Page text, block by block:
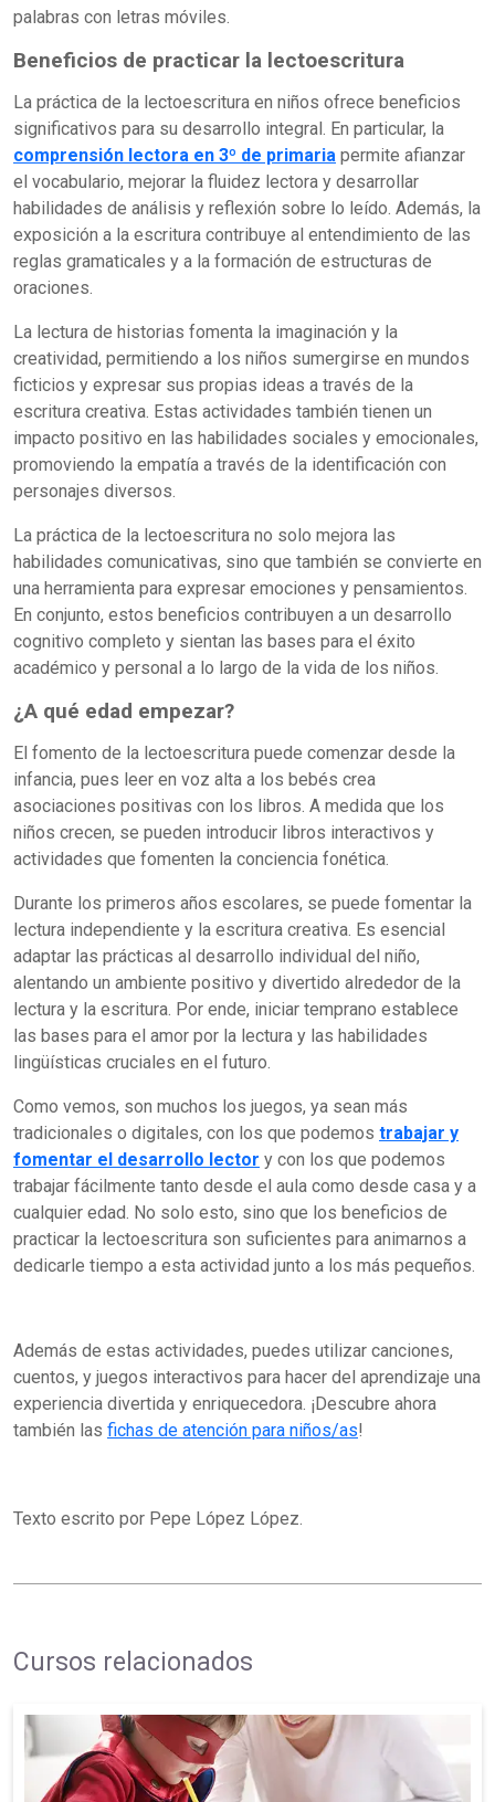
palabras con letras móviles.
Beneficios de practicar la lectoescritura
La práctica de la lectoescritura en niños ofrece beneficios
significativos para su desarrollo integral. En particular, la
comprensión lectora en 3º de primaria permite afianzar
el vocabulario, mejorar la fluidez lectora y desarrollar
habilidades de análisis y reflexión sobre lo leído. Además, la
exposición a la escritura contribuye al entendimiento de las
reglas gramaticales y a la formación de estructuras de
oraciones.
La lectura de historias fomenta la imaginación y la
creatividad, permitiendo a los niños sumergirse en mundos
ficticios y expresar sus propias ideas a través de la
escritura creativa. Estas actividades también tienen un
impacto positivo en las habilidades sociales y emocionales,
promoviendo la empatía a través de la identificación con
personajes diversos.
La práctica de la lectoescritura no solo mejora las
habilidades comunicativas, sino que también se convierte en
una herramienta para expresar emociones y pensamientos.
En conjunto, estos beneficios contribuyen a un desarrollo
cognitivo completo y sientan las bases para el éxito
académico y personal a lo largo de la vida de los niños.
¿A qué edad empezar?
El fomento de la lectoescritura puede comenzar desde la
infancia, pues leer en voz alta a los bebés crea
asociaciones positivas con los libros. A medida que los
niños crecen, se pueden introducir libros interactivos y
actividades que fomenten la conciencia fonética.
Durante los primeros años escolares, se puede fomentar la
lectura independiente y la escritura creativa. Es esencial
adaptar las prácticas al desarrollo individual del niño,
alentando un ambiente positivo y divertido alrededor de la
lectura y la escritura. Por ende, iniciar temprano establece
las bases para el amor por la lectura y las habilidades
lingüísticas cruciales en el futuro.
Como vemos, son muchos los juegos, ya sean más
tradicionales o digitales, con los que podemos trabajar y
fomentar el desarrollo lector y con los que podemos
trabajar fácilmente tanto desde el aula como desde casa y a
cualquier edad. No solo esto, sino que los beneficios de
practicar la lectoescritura son suficientes para animarnos a
dedicarle tiempo a esta actividad junto a los más pequeños.
Además de estas actividades, puedes utilizar canciones,
cuentos, y juegos interactivos para hacer del aprendizaje una
experiencia divertida y enriquecedora. ¡Descubre ahora
también las fichas de atención para niños/as!
Texto escrito por Pepe López López.
Cursos relacionados